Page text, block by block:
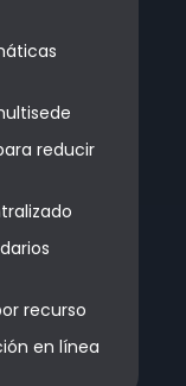
reducir
recurso
en línea
reducir
recurso
en línea